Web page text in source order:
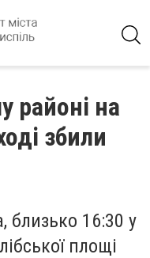
районі на
збили
, близько 16:30 у
площі